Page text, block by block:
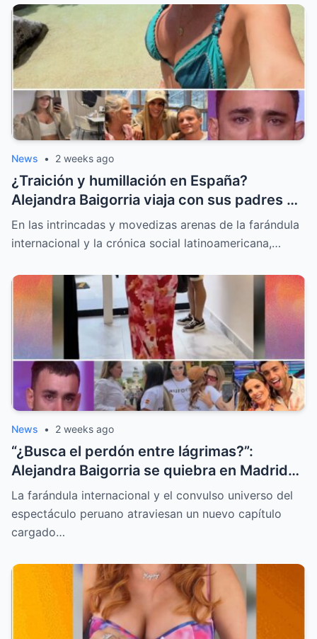
News • 2 weeks ago
¿Traición y humillación en España?
Alejandra Baigorria viaja con sus padres y
le da la espalda a Said Palao
En las intrincadas y movedizas arenas de la farándula
internacional y la crónica social latinoamericana,…
News • 2 weeks ago
“¿Busca el perdón entre lágrimas?”:
Alejandra Baigorria se quiebra en Madrid
tras el sorpresivo reencuentro con Said
Palao
La farándula internacional y el convulso universo del
espectáculo peruano atraviesan un nuevo capítulo
cargado…